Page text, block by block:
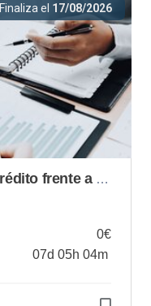
Finaliza el 17/08/2026
Subasta de derechos de crédito frente a la mercantil IMASA, S.L.
0€
07d 05h 04m